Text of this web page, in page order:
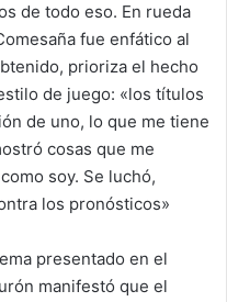
de todo eso. En rueda
fue enfático al
prioriza el hecho
de juego: «los títulos
de uno, lo que me tiene
cosas que me
soy. Se luchó,
los pronósticos»
presentado en el
manifestó que el